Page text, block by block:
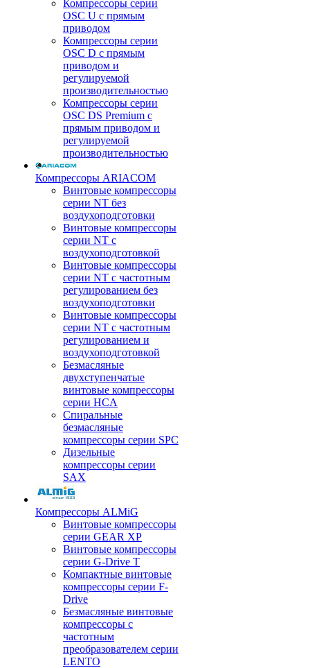
Компрессоры серии
OSC U с прямым
приводом
Компрессоры серии
OSC D с прямым
приводом и
регулируемой
производительностью
Компрессоры серии
OSC DS Premium с
прямым приводом и
регулируемой
производительностью
Компрессоры ARIACOM
Винтовые компрессоры
серии NT без
воздухоподготовки
Винтовые компрессоры
серии NT c
воздухоподготовкой
Винтовые компрессоры
серии NT с частотным
регулированием без
воздухоподготовки
Винтовые компрессоры
серии NT с частотным
регулированием и
воздухоподготовкой
Безмасляные
двухступенчатые
винтовые компрессоры
серии HCA
Спиральные
безмасляные
компрессоры серии SPC
Дизельные
компрессоры серии
SAX
Компрессоры ALMiG
Винтовые компрессоры
серии GEAR XP
Винтовые компрессоры
серии G-Drive T
Компактные винтовые
компрессоры серии F-
Drive
Безмасляные винтовые
компрессоры с
частотным
преобразователем серии
LENTO